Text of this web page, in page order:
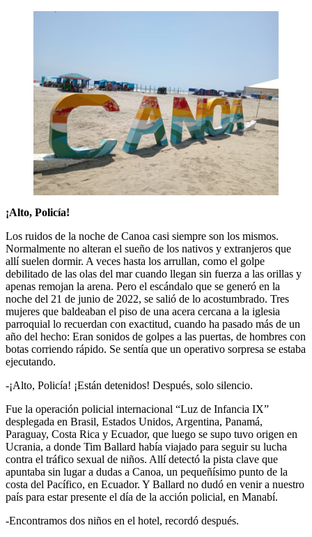
¡Alto, Policía!
Los ruidos de la noche de Canoa casi siempre son los mismos.
Normalmente no alteran el sueño de los nativos y extranjeros que
allí suelen dormir. A veces hasta los arrullan, como el golpe
debilitado de las olas del mar cuando llegan sin fuerza a las orillas y
apenas remojan la arena. Pero el escándalo que se generó en la
noche del 21 de junio de 2022, se salió de lo acostumbrado. Tres
mujeres que baldeaban el piso de una acera cercana a la iglesia
parroquial lo recuerdan con exactitud, cuando ha pasado más de un
año del hecho: Eran sonidos de golpes a las puertas, de hombres con
botas corriendo rápido. Se sentía que un operativo sorpresa se estaba
ejecutando.
-¡Alto, Policía! ¡Están detenidos! Después, solo silencio.
Fue la operación policial internacional “Luz de Infancia IX”
desplegada en Brasil, Estados Unidos, Argentina, Panamá,
Paraguay, Costa Rica y Ecuador, que luego se supo tuvo origen en
Ucrania, a donde Tim Ballard había viajado para seguir su lucha
contra el tráfico sexual de niños. Allí detectó la pista clave que
apuntaba sin lugar a dudas a Canoa, un pequeñísimo punto de la
costa del Pacífico, en Ecuador. Y Ballard no dudó en venir a nuestro
país para estar presente el día de la acción policial, en Manabí.
-Encontramos dos niños en el hotel, recordó después.